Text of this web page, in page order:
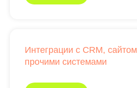
Интеграции с CRM,
прочими системами